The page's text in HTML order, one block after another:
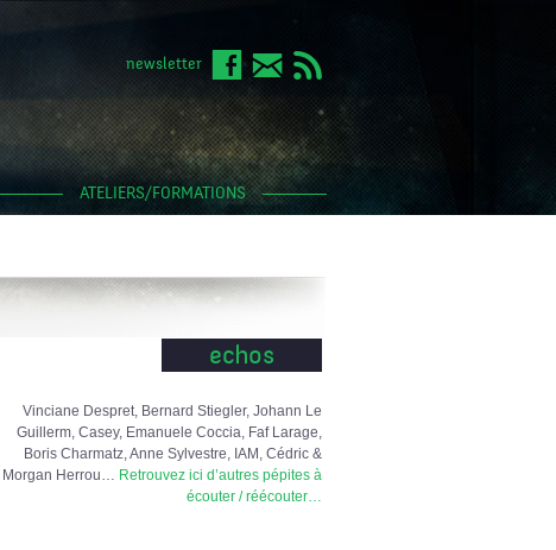
newsletter
ATELIERS/FORMATIONS
echos
Vinciane Despret, Bernard Stiegler, Johann Le
Guillerm, Casey, Emanuele Coccia, Faf Larage,
Boris Charmatz, Anne Sylvestre, IAM, Cédric &
Morgan Herrou… Retrouvez ici d’autres pépites à
écouter / réécouter…